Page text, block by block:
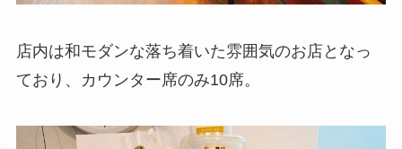
店内は和モダンな落ち着いた雰囲気のお店となっ
ており、カウンター席のみ10席。